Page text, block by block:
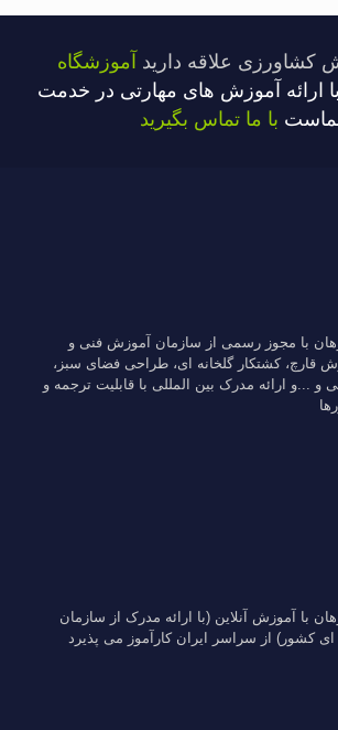
کشاورزی علاقه دارید آموزشگاه
با ارائه آموزش های مهارتی در خدمت
با ما تماس بگیرید
با مجوز رسمی از سازمان آموزش فنی و
قارچ، کشتکار گلخانه ای، طراحی فضای سبز،
و ...و ارائه مدرک بین المللی با قابلیت ترجمه و
با آموزش آنلاین (با ارائه مدرک از سازمان
کشور) از سراسر ایران کارآموز می پذیرد